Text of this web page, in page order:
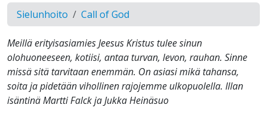
Sielunhoito Call of God
Meillä erityisasiamies Jeesus Kristus tulee sinun
olohuoneeseen, kotiisi, antaa turvan, levon, rauhan. Sinne
missä sitä tarvitaan enemmän. On asiasi mikä tahansa,
soita ja pidetään vihollinen rajojemme ulkopuolella. Illan
isäntinä Martti Falck ja Jukka Heinäsuo